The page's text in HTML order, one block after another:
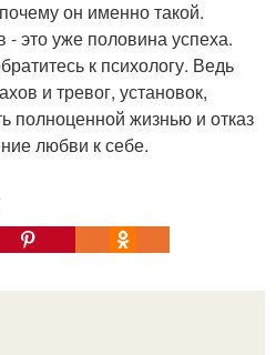
он именно такой.
это уже половина успеха.
к психологу. Ведь
и тревог, установок,
полноценной жизнью и отказ
любви к себе.